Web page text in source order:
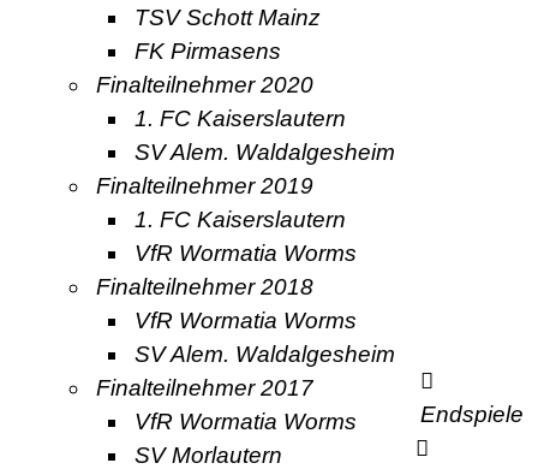
TSV Schott Mainz
FK Pirmasens
Finalteilnehmer 2020
1. FC Kaiserslautern
SV Alem. Waldalgesheim
Finalteilnehmer 2019
1. FC Kaiserslautern
VfR Wormatia Worms
Finalteilnehmer 2018
VfR Wormatia Worms
SV Alem. Waldalgesheim
Finalteilnehmer 2017
VfR Wormatia Worms
SV Morlautern
Endspiele